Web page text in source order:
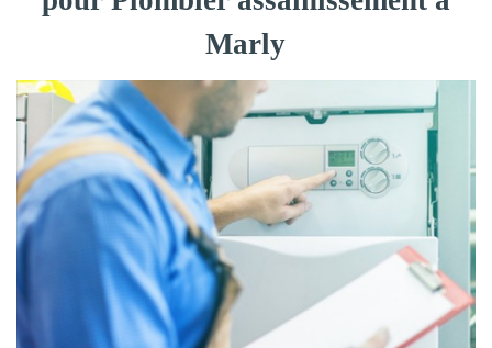
Marly